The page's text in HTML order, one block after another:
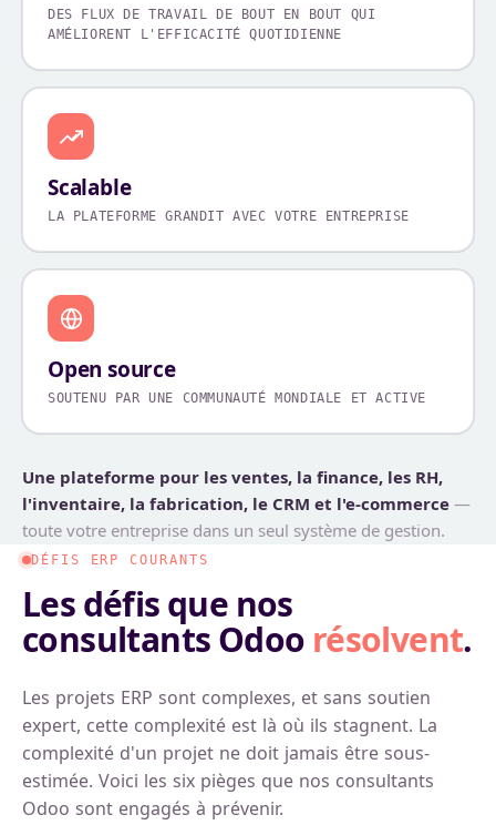
DES FLUX DE TRAVAIL DE BOUT EN BOUT QUI
AMÉLIORENT L'EFFICACITÉ QUOTIDIENNE
Scalable
LA PLATEFORME GRANDIT AVEC VOTRE ENTREPRISE
Open source
SOUTENU PAR UNE COMMUNAUTÉ MONDIALE ET ACTIVE
Une plateforme pour les ventes, la finance, les RH,
l'inventaire, la fabrication, le CRM et l'e-commerce —
toute votre entreprise dans un seul système de gestion.
DÉFIS ERP COURANTS
Les défis que nos
consultants Odoo résolvent.
Les projets ERP sont complexes, et sans soutien
expert, cette complexité est là où ils stagnent. La
complexité d'un projet ne doit jamais être sous-
estimée. Voici les six pièges que nos consultants
Odoo sont engagés à prévenir.